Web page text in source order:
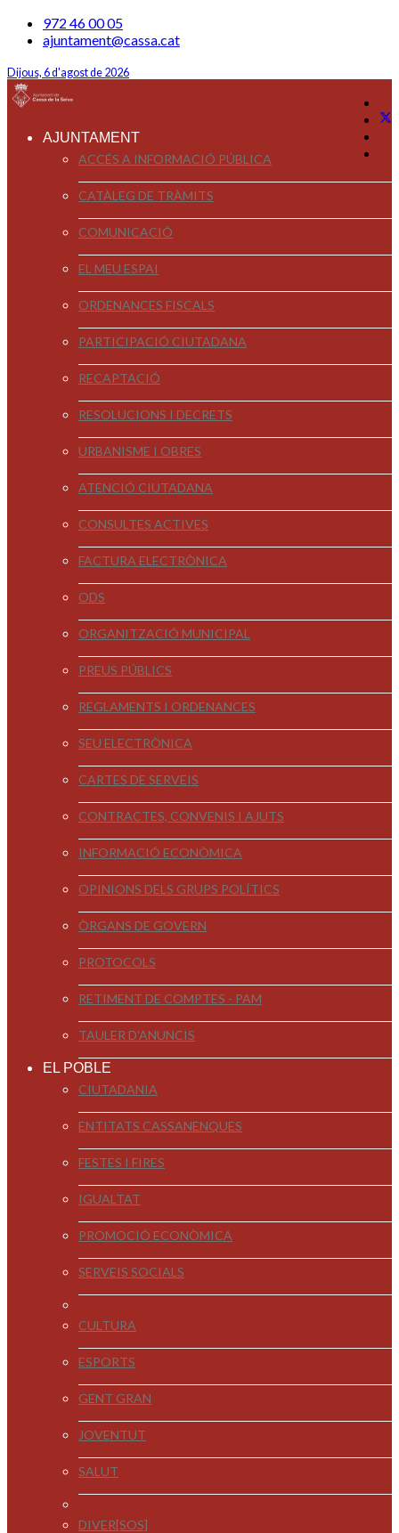
972 46 00 05
ajuntament@cassa.cat
Dijous, 6 d'agost de 2026
AJUNTAMENT
ACCÉS A INFORMACIÓ PÚBLICA
CATÀLEG DE TRÀMITS
COMUNICACIÓ
EL MEU ESPAI
ORDENANCES FISCALS
PARTICIPACIÓ CIUTADANA
RECAPTACIÓ
RESOLUCIONS I DECRETS
URBANISME I OBRES
ATENCIÓ CIUTADANA
CONSULTES ACTIVES
FACTURA ELECTRÒNICA
ODS
ORGANITZACIÓ MUNICIPAL
PREUS PÚBLICS
REGLAMENTS I ORDENANCES
SEU ELECTRÒNICA
CARTES DE SERVEIS
CONTRACTES, CONVENIS I AJUTS
INFORMACIÓ ECONÒMICA
OPINIONS DELS GRUPS POLÍTICS
ÒRGANS DE GOVERN
PROTOCOLS
RETIMENT DE COMPTES - PAM
TAULER D'ANUNCIS
EL POBLE
CIUTADANIA
ENTITATS CASSANENQUES
FESTES I FIRES
IGUALTAT
PROMOCIÓ ECONÒMICA
SERVEIS SOCIALS
CULTURA
ESPORTS
GENT GRAN
JOVENTUT
SALUT
DIVER[SOS]